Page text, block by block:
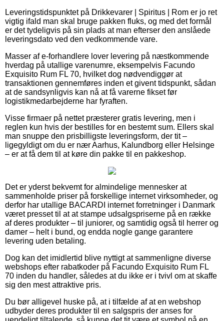
Leveringstidspunktet på Drikkevarer | Spiritus | Rom er jo ret
vigtig ifald man skal bruge pakken fluks, og med det formål
er det tydeligvis på sin plads at man efterser den anslåede
leveringsdato ved den vedkommende vare.
Masser af e-forhandlere lover levering på næstkommende
hverdag på utallige varenumre, eksempelvis Facundo
Exquisito Rum FL 70, hvilket dog nødvendiggør at
transaktionen gennemføres inden et givent tidspunkt, sådan
at de sandsynligvis kan nå at få varerne fikset før
logistikmedarbejderne har fyraften.
Visse firmaer på nettet præsterer gratis levering, men i
reglen kun hvis der bestilles for en bestemt sum. Ellers skal
man snuppe den prisbilligste leveringsform, der tit –
ligegyldigt om du er nær Aarhus, Kalundborg eller Helsinge
– er at få dem til at køre din pakke til en pakkeshop.
Det er yderst bekvemt for almindelige mennesker at
sammenholde priser på forskellige internet virksomheder, og
derfor har utallige BACARDI internet forretninger i Danmark
været presset til at at stampe udsalgspriserne på en række
af deres produkter – til juniorer, og samtidig også til herrer og
damer – helt i bund, og endda nogle gange garantere
levering uden betaling.
Dog kan det imidlertid blive nyttigt at sammenligne diverse
webshops efter rabatkoder på Facundo Exquisito Rum FL
70 inden du handler, således at du ikke er i tvivl om at skaffe
sig den mest attraktive pris.
Du bør alligevel huske på, at i tilfælde af at en webshop
udbyder deres produkter til en salgspris der anses for